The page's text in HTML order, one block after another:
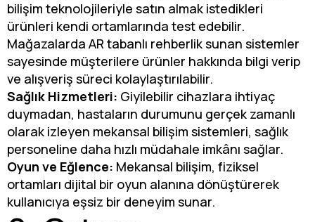
bilişim teknolojileriyle satın almak istedikleri
ürünleri kendi ortamlarında test edebilir.
Mağazalarda AR tabanlı rehberlik sunan sistemler
sayesinde müşterilere ürünler hakkında bilgi verip
ve alışveriş süreci kolaylaştırılabilir.
Sağlık Hizmetleri: Giyilebilir cihazlara ihtiyaç
duymadan, hastaların durumunu gerçek zamanlı
olarak izleyen mekansal bilişim sistemleri, sağlık
personeline daha hızlı müdahale imkânı sağlar.
Oyun ve Eğlence: Mekansal bilişim, fiziksel
ortamları dijital bir oyun alanına dönüştürerek
kullanıcıya eşsiz bir deneyim sunar.